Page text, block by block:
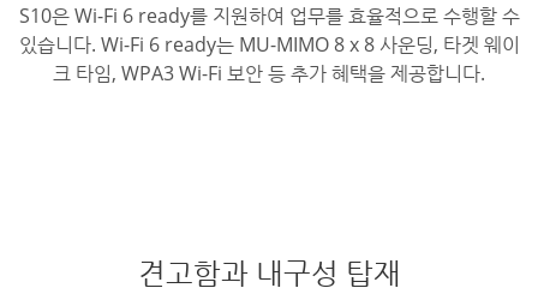
S10은 Wi-Fi 6 ready를 지원하여 업무를 효율적으로 수행할 수
있습니다. Wi-Fi 6 ready는 MU-MIMO 8 x 8 사운딩, 타겟 웨이
크 타임, WPA3 Wi-Fi 보안 등 추가 혜택을 제공합니다.
견고함과 내구성 탑재